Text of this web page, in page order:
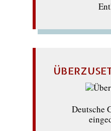
Deutsche